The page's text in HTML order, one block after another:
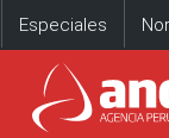
Especiales